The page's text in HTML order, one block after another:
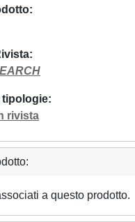
tipologie
rivista
a questo prodotto.